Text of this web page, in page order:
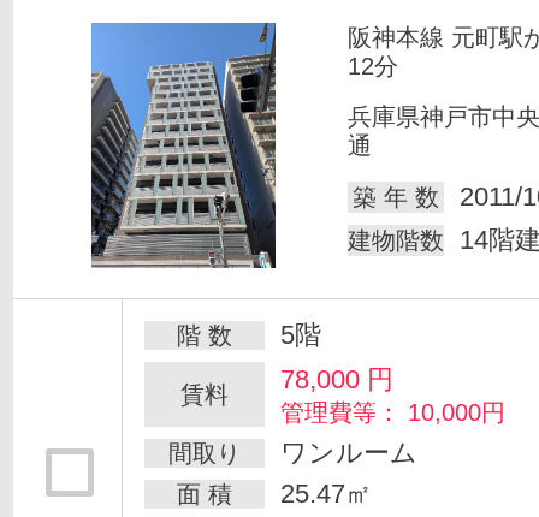
阪神本線 元町駅
12分
兵庫県神戸市中
通
築 年 数
2011/
建物階数 14階
階 数 5階
賃料 78,000 円
管理費等： 10,000円
間取り
ワンルーム
面 積 25.47㎡